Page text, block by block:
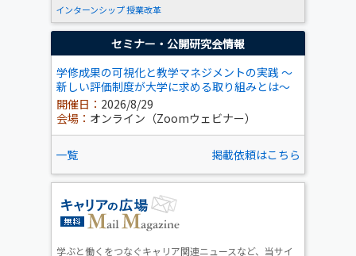
インターンシップ授業改革
セミナー・公開研究会情報
学修成果の可視化と教学マネジメントの実践 ～
新しい評価制度が大学に求める取り組みとは～
開催日： 2026/8/29
会場： オンライン（Zoomウェビナー）
一覧 掲載依頼はこちら
学ぶと働くをつなぐキャリア関連ニュースなど、当サイ